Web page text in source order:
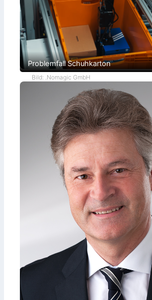
Problemfall Schuhkarton
Bild: .Nomagic GmbH